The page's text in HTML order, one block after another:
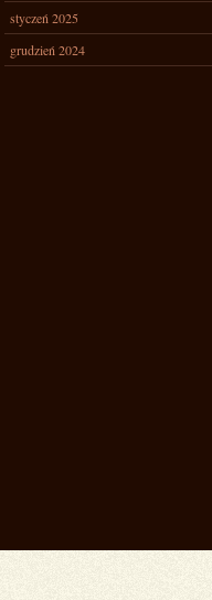
styczeń 2025
grudzień 2024